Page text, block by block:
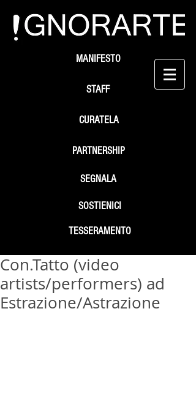
STAFF
SEGNALA
SOSTIENICI
MANIFESTO
PARTNERSHIP
TESSERAMENTO
CURATELA
Con.Tatto (video
artists/performers) ad
Estrazione/Astrazione